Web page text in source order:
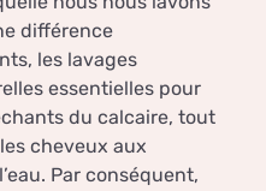
différence
les lavages
essentielles pour
du calcaire, tout
cheveux aux
Par conséquent,